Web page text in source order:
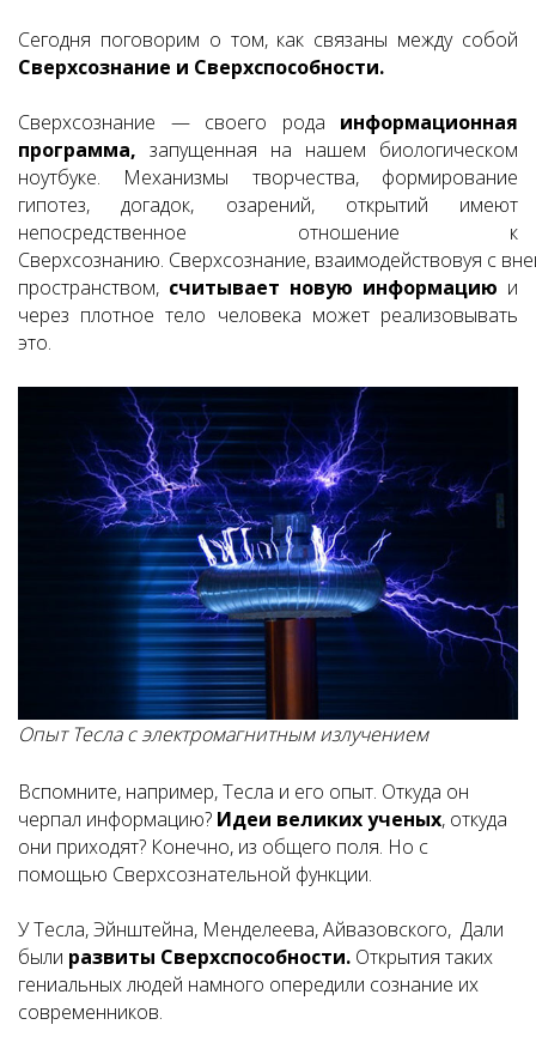
Сегодня поговорим о том, как связаны между собой
Сверхсознание и Сверхспособности.
Сверхсознание — своего рода информационная
программа, запущенная на нашем биологическом
ноутбуке. Механизмы творчества, формирование
гипотез, догадок, озарений, открытий имеют
непосредственное отношение к
Сверхсознанию. Сверхсознание, взаимодействовуя с
пространством, считывает новую информацию и
через плотное тело человека может реализовывать
это.
Опыт Тесла с электромагнитным излучением
Вспомните, например, Тесла и его опыт. Откуда он
черпал информацию? Идеи великих ученых, откуда
они приходят? Конечно, из общего поля. Но с
помощью Сверхсознательной функции.
У Тесла, Эйнштейна, Менделеева, Айвазовского, Дали
были развиты Сверхспособности. Открытия таких
гениальных людей намного опередили сознание их
современников.